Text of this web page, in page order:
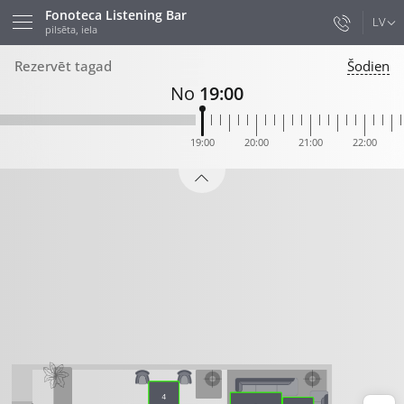
Fonoteca Listening Bar
pilsēta, iela LV
Šodien
Rezervēt tagad
No 19:00
19:00 20:00 21:00 22:00
4